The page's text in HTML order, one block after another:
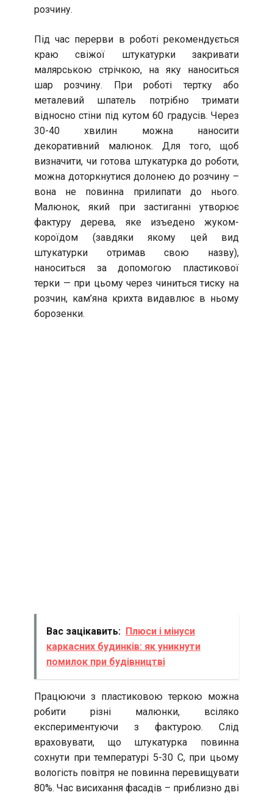
розчину.
Під час перерви в роботі рекомендується
краю свіжої штукатурки закривати
малярською стрічкою, на яку наноситься
шар розчину. При роботі тертку або
металевий шпатель потрібно тримати
відносно стіни під кутом 60 градусів. Через
30-40 хвилин можна наносити
декоративний малюнок. Для того, щоб
визначити, чи готова штукатурка до роботи,
можна доторкнутися долонею до розчину –
вона не повинна прилипати до нього.
Малюнок, який при застиганні утворює
фактуру дерева, яке изъедено жуком-
короїдом (завдяки якому цей вид
штукатурки отримав свою назву),
наноситься за допомогою пластикової
терки — при цьому через чиниться тиску на
розчин, кам’яна крихта видавлює в ньому
борозенки.
Вас зацікавить: Плюси і мінуси
каркасних будинків: як уникнути
помилок при будівництві
Працюючи з пластиковою теркою можна
робити різні малюнки, всіляко
експериментуючи з фактурою. Слід
враховувати, що штукатурка повинна
сохнути при температурі 5-30 С, при цьому
вологість повітря не повинна перевищувати
80%. Час висихання фасадів – приблизно дві